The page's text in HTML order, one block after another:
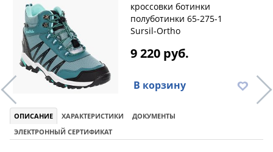
кроссовки ботинки
полуботинки 65-275-1
Sursil-Ortho
9 220 руб.
В корзину
ОПИСАНИЕ ХАРАКТЕРИСТИКИ
ДОКУМЕНТЫ
ЭЛЕКТРОННЫЙ СЕРТИФИКАТ